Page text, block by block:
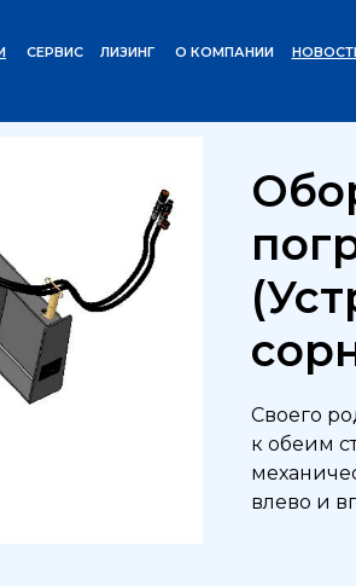
СЕРВИС ЛИЗИНГ О КОМПАНИИ
Своего
к обеим
влево и